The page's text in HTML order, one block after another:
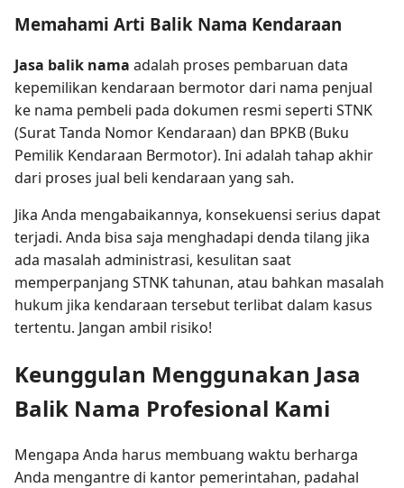
Memahami Arti Balik Nama Kendaraan
Jasa balik nama adalah proses pembaruan data
kepemilikan kendaraan bermotor dari nama penjual
ke nama pembeli pada dokumen resmi seperti STNK
(Surat Tanda Nomor Kendaraan) dan BPKB (Buku
Pemilik Kendaraan Bermotor). Ini adalah tahap akhir
dari proses jual beli kendaraan yang sah.
Jika Anda mengabaikannya, konsekuensi serius dapat
terjadi. Anda bisa saja menghadapi denda tilang jika
ada masalah administrasi, kesulitan saat
memperpanjang STNK tahunan, atau bahkan masalah
hukum jika kendaraan tersebut terlibat dalam kasus
tertentu. Jangan ambil risiko!
Keunggulan Menggunakan Jasa
Balik Nama Profesional Kami
Mengapa Anda harus membuang waktu berharga
Anda mengantre di kantor pemerintahan, padahal